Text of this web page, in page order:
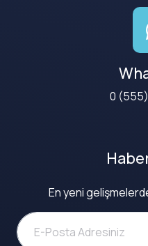
0
En yeni